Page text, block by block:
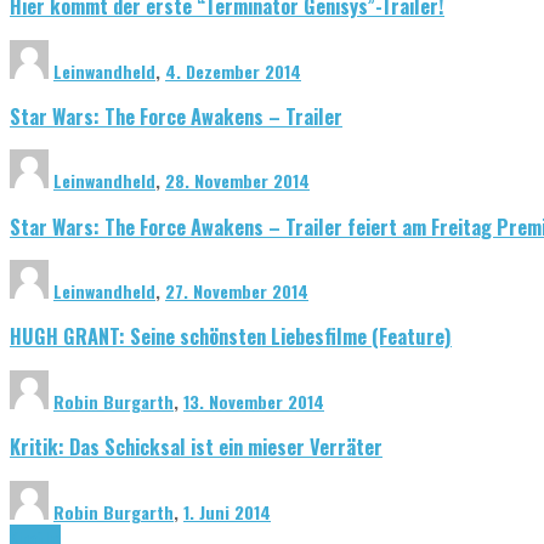
Leinwandheld, 4. Dezember 2014
Star Wars: The Force Awakens – Trailer
Leinwandheld, 28. November 2014
Star Wars: The Force Awakens – Trailer feiert am Freitag
Leinwandheld, 27. November 2014
HUGH GRANT: Seine schönsten Liebesfilme (Feature)
Robin Burgarth,13. November 2014
Kritik: Das Schicksal ist ein mieser Verräter
Robin Burgarth,1. Juni 2014